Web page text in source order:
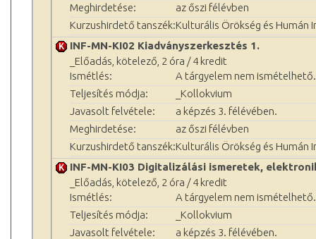
Meghirdetése:
az őszi félévben
Kurzushirdető tanszék:Kulturális Örökség és Humán
INF-MN-KI02 Kiadványszerkesztés 1.
_Előadás, kötelező, 2 óra / 4 kredit
Ismétlés:
A tárgyelem nem ismételhető.
Teljesítés módja:
_Kollokvium
Javasolt felvétele:
a képzés 3. félévében.
Meghirdetése:
az őszi félévben
Kurzushirdető tanszék:Kulturális Örökség és Humán
INF-MN-KI03 Digitalizálási ismeretek,
_Előadás, kötelező, 2 óra / 4 kredit
Ismétlés:
A tárgyelem nem ismételhető.
Teljesítés módja:
_Kollokvium
Javasolt felvétele:
a képzés 3. félévében.